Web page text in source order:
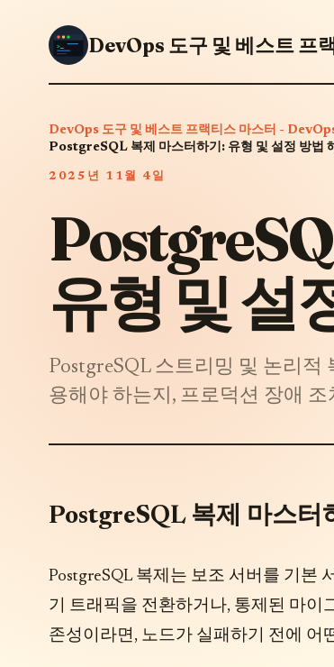
DevOps 도구 및 베스트 프
DevOps 도구 및 베스트 프랙티스 마스터 -
PostgreSQL 복제 마스터하기: 유형 및 설정 방법
2025년 11월 4일
유형 및 설
PostgreSQL 스트리밍 및 논리
용해야 하는지, 프로덕션 장애
PostgreSQL 복제 마스터
PostgreSQL 복제는 보조 서버를 기본
기 트래픽을 전환하거나, 통제된 마이
존성이라면, 노드가 실패하기 전에 어